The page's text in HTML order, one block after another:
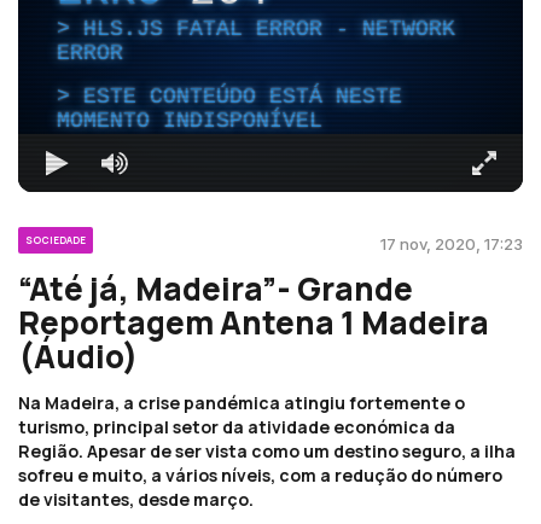
HLS.JS FATAL ERROR - NETWORK
ERROR
ESTE CONTEÚDO ESTÁ NESTE
MOMENTO INDISPONÍVEL
SOCIEDADE 17 nov, 2020, 17:23
“Até já, Madeira”- Grande
Reportagem Antena 1 Madeira
(Áudio)
Na Madeira, a crise pandémica atingiu fortemente o
turismo, principal setor da atividade económica da
Região. Apesar de ser vista como um destino seguro, a ilha
sofreu e muito, a vários níveis, com a redução do número
de visitantes, desde março.